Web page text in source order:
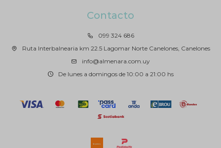
Contacto
099 324 686
Ruta Interbalnearia km 22.5 Lagomar Norte Canelones, Canelones
info@almenara.com.uy
De lunes a domingos de 10:00 a 21:00 hs